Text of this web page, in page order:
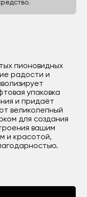
пионовидных
радости и
упаковка
и придаёт
великолепный
для создания
вашим
и красотой,